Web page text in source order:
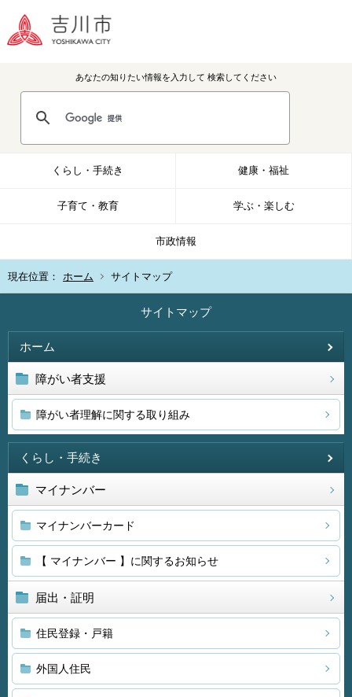
あなたの知りたい情報を入力して 検索してください
くらし・手続き 健康・福祉
子育て・教育 学ぶ・楽しむ
市政情報
現在位置： ホーム サイトマップ
サイトマップ
ホーム
障がい者支援
障がい者理解に関する取り組み
くらし・手続き
マイナンバー
マイナンバーカード
【 マイナンバー 】に関するお知らせ
届出・証明
住民登録・戸籍
外国人住民